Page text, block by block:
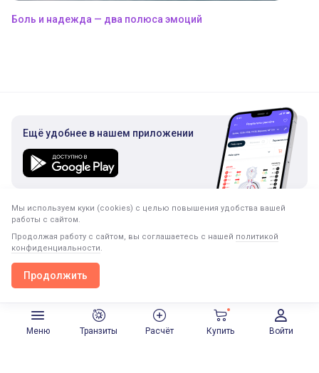
Продолжить в приложении
Боль и надежда — два полюса эмоций
Ещё удобнее в нашем приложении
Подписка на рассылку
Меню Транзиты Расчёт Купить Войти
Мы используем куки (cookies) с целью повышения удобства вашей
работы с сайтом.
Продолжая работу с сайтом, вы соглашаетесь с нашей политикой
конфиденциальности.
Продолжить